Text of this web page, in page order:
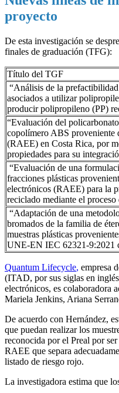
proyecto
De esta investigación se
finales de graduación (TFG):
Título del TGF
“Análisis de la
asociados a utilizar
producir polipropileno (PP)
“Evaluación del
copolímero ABS proveniente
(RAEE) en Costa Rica, por
propiedades para su
“Evaluación de una
fracciones plásticas
electrónicos (RAEE) para la
reciclado mediante el proceso
“Adaptación de una
bromados de la familia de
muestras plásticas
UNE-EN IEC 62321-9:2021
Quantum Lifecycle, empresa
(ITAD, por sus siglas en
electrónicos, es colaboradora
Mariela Jenkins, Ariana
De acuerdo con Hernández,
que puedan realizar los
reconocida por el Preal por
RAEE que separa
listado de riesgo rojo.
La investigadora estima que